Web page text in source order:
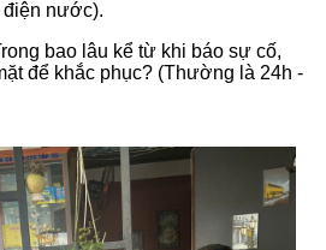
điện nước).
bao lâu kể từ khi báo sự cố,
để khắc phục? (Thường là 24h -